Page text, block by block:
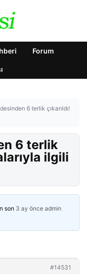
Forum
6 terlik çıkarıldı!
6 terlik
ilgili
son 3 ay önce admin
#14531